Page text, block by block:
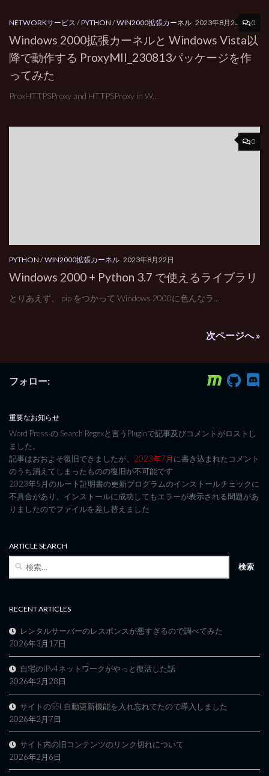
0
NETWORKサービス /PYTHON /WIN2000拡張カーネル 2023年8月23日
Windows 2000拡張カーネルと Windows Vista以
降で動作する ProxyMII_230813パッケージを作
ってみた
ProxHTTPSProxy and HTTPSProxy in W...
0
PYTHON /WIN2000拡張カーネル 2023年8月22日
Windows 2000 + Python 3.7 で使えるライブラリ
とりあえず、 pip をつかって Windows 2000に色んなラ...
次ページへ »
フォロー:
重要なお知らせ
Word Press の Search Regexと言うPluginで記事及びコメントがロストし
ました。
記事はおおよそ復旧できましたが、 2023年7月に書き込まれたコメント
のうち消えてしまったものの復旧が不可能です
2023年5月のルート証明書の更新プログラムのインストールチェックに
不具合があり、インストールに成功してもエラーが表示される問題があ
りましたのでファイルを差し替えました
ARTICLE SEARCH
RECENT ARTICLES
レンタルサーバーのレスポンスが悪すぎるので調べてみた
2026年3月17日
自宅のIPv4ネットワークがやっと復活した話
2026年2月28日
サイトのSSL自動更新機能を入れ忘れてたので導入しました
2026年2月7日
サイト内の旧コンテンツのリンク切れについて
2026年2月6日